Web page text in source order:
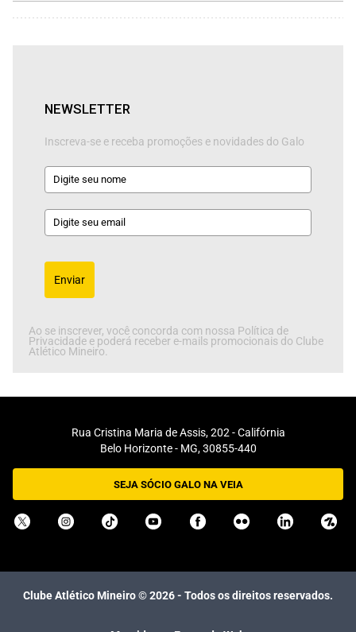
NEWSLETTER
Inscreva-se e receba promoções e novidades do Galo
Enviar
Ao se inscrever, você concorda com nossa Política de
Privacidade e poderá receber e-mails promocionais do Clube
Atlético Mineiro.
Rua Cristina Maria de Assis, 202 - Califórnia
Belo Horizonte - MG, 30855-440
SEJA SÓCIO GALO NA VEIA
Clube Atlético Mineiro ©2026- Todos os direitos reservados.